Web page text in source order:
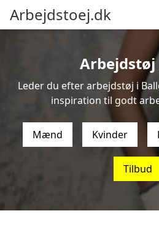
Arbejdstoej.dk
Arbejdstøj
Leder du efter arbejdstøj i
inspiration til godt
Mænd Kvinder
Tilbud